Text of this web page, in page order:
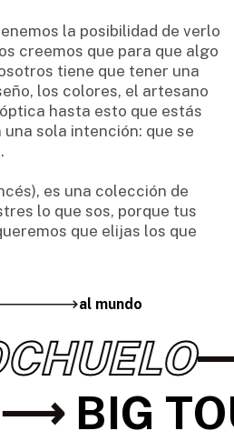
la posibilidad de verlo
creemos que para que algo
tiene que tener una
los colores, el artesano
hasta esto que estás
sola intención: que se
es una colección de
lo que sos, porque tus
que elijas los que
al mundo
BIG